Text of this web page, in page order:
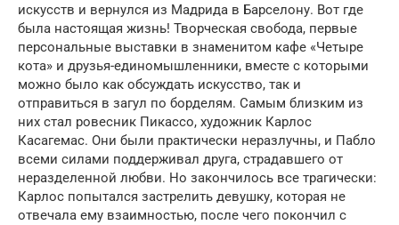
искусств и вернулся из Мадрида в Барселону. Вот где
была настоящая жизнь! Творческая свобода, первые
персональные выставки в знаменитом кафе «Четыре
кота» и друзья-единомышленники, вместе с которыми
можно было как обсуждать искусство, так и
отправиться в загул по борделям. Самым близким из
них стал ровесник Пикассо, художник Карлос
Касагемас. Они были практически неразлучны, и Пабло
всеми силами поддерживал друга, страдавшего от
неразделенной любви. Но закончилось все трагически:
Карлос попытался застрелить девушку, которая не
отвечала ему взаимностью, после чего покончил с